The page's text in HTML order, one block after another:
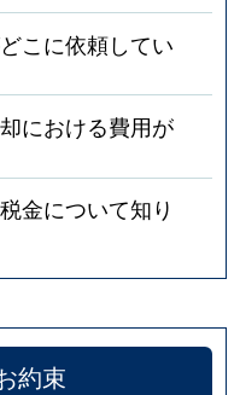
こに依頼してい
における費用が
金について知り
約束